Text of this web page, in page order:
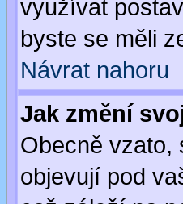
využívat
byste se měli
Návrat nahoru
Jak změní
Obecně vzato,
objevují pod